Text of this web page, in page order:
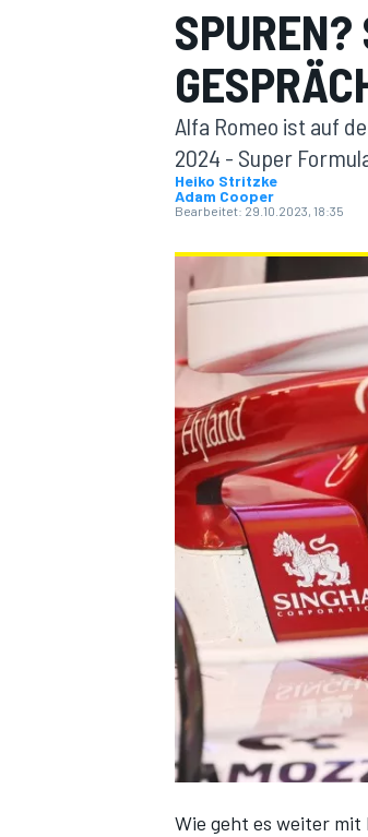
MOTOGP
DTM
Alfa Romeo ist auf
2024 - Super
Heiko Stritzke
Adam Cooper
Bearbeitet: 29.10.2023, 18:35
Wie geht es weiter mit